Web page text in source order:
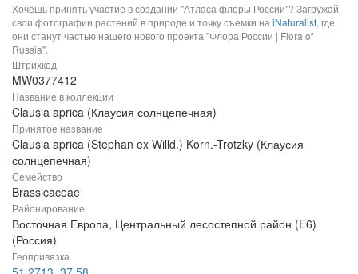
Хочешь принять участие в создании "Атласа флоры России"? Загружай
свои фотографии растений в природе и точку съемки на iNaturalist, где
они станут частью нашего нового проекта "Флора России | Flora of
Russia".
Штрихкод
MW0377412
Название в коллекции
Clausia aprica (Клаусия солнцепечная)
Принятое название
Clausia aprica (Stephan ex Willd.) Korn.-Trotzky (Клаусия
солнцепечная)
Семейство
Brassicaceae
Районирование
Восточная Европа, Центральный лесостепной район (E6)
(Россия)
Геопривязка